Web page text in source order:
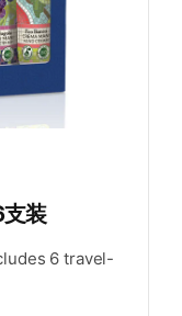
装
6 travel-